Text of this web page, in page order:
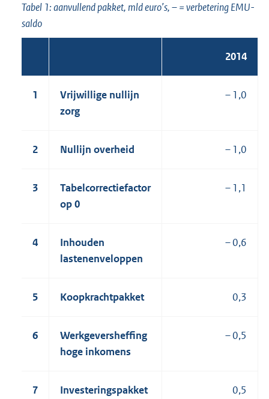
Tabel 1: aanvullend pakket, mld euro’s, – = verbetering EMU-
saldo
2014
1
Vrijwillige nullijn
zorg
– 1,0
2 Nullijn overheid – 1,0
3
Tabelcorrectiefactor
op 0
– 1,1
4
Inhouden
lastenenveloppen
– 0,6
5 Koopkrachtpakket 0,3
6
Werkgeversheffing
hoge inkomens
– 0,5
7 Investeringspakket 0,5